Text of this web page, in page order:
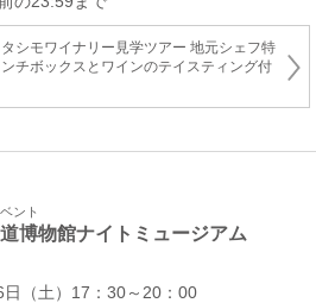
タシモワイナリー見学ツアー 地元シェフ特
チボックスとワインのテイスティング付
ント
博物館ナイトミュージアム
（土）17：30～20：00